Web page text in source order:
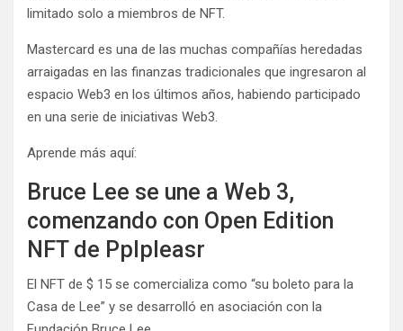
limitado solo a miembros de NFT.
Mastercard es una de las muchas compañías heredadas
arraigadas en las finanzas tradicionales que ingresaron al
espacio Web3 en los últimos años, habiendo participado
en una serie de iniciativas Web3.
Aprende más aquí:
Bruce Lee se une a Web 3,
comenzando con Open Edition
NFT de Pplpleasr
El NFT de $ 15 se comercializa como “su boleto para la
Casa de Lee” y se desarrolló en asociación con la